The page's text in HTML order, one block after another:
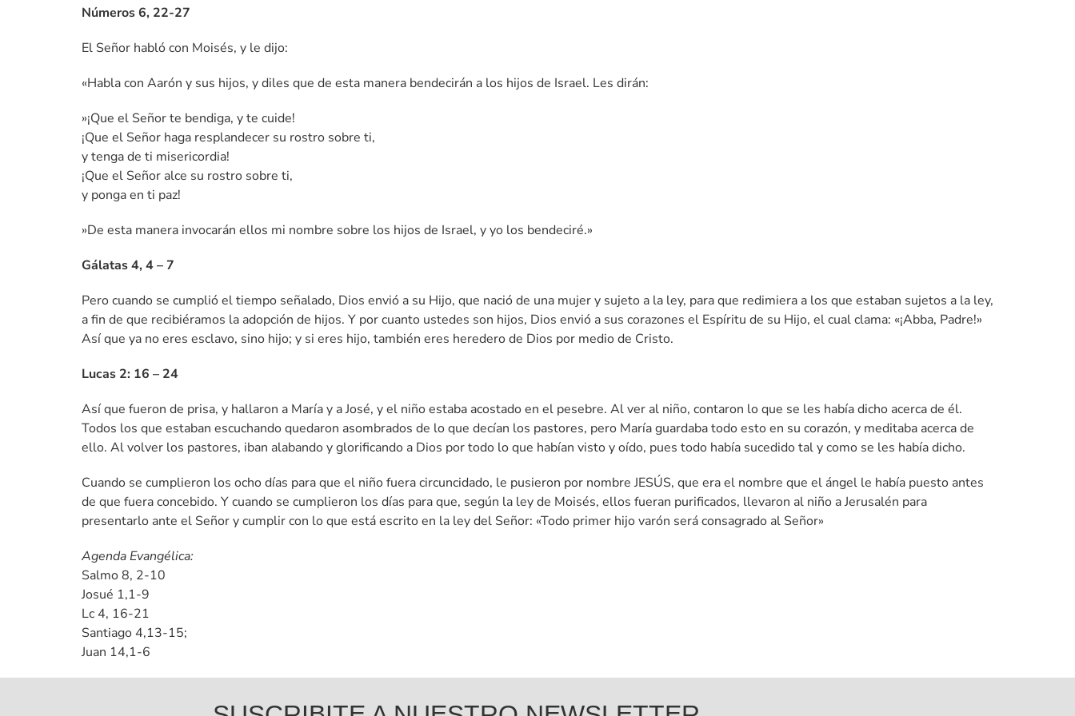
Números 6, 22-27
El Señor habló con Moisés, y le dijo:
«Habla con Aarón y sus hijos, y diles que de esta manera bendecirán a los hijos de Israel. Les dirán:
»¡Que el Señor te bendiga, y te cuide!
¡Que el Señor haga resplandecer su rostro sobre ti,
y tenga de ti misericordia!
¡Que el Señor alce su rostro sobre ti,
y ponga en ti paz!
»De esta manera invocarán ellos mi nombre sobre los hijos de Israel, y yo los bendeciré.»
Gálatas 4, 4 – 7
Pero cuando se cumplió el tiempo señalado, Dios envió a su Hijo, que nació de una mujer y sujeto a la ley, para que redimiera a los que estaban sujetos a la ley,
a fin de que recibiéramos la adopción de hijos. Y por cuanto ustedes son hijos, Dios envió a sus corazones el Espíritu de su Hijo, el cual clama: «¡Abba, Padre!»
Así que ya no eres esclavo, sino hijo; y si eres hijo, también eres heredero de Dios por medio de Cristo.
Lucas 2: 16 – 24
Así que fueron de prisa, y hallaron a María y a José, y el niño estaba acostado en el pesebre. Al ver al niño, contaron lo que se les había dicho acerca de él.
Todos los que estaban escuchando quedaron asombrados de lo que decían los pastores, pero María guardaba todo esto en su corazón, y meditaba acerca de
ello. Al volver los pastores, iban alabando y glorificando a Dios por todo lo que habían visto y oído, pues todo había sucedido tal y como se les había dicho.
Cuando se cumplieron los ocho días para que el niño fuera circuncidado, le pusieron por nombre JESÚS, que era el nombre que el ángel le había puesto antes
de que fuera concebido. Y cuando se cumplieron los días para que, según la ley de Moisés, ellos fueran purificados, llevaron al niño a Jerusalén para
presentarlo ante el Señor y cumplir con lo que está escrito en la ley del Señor: «Todo primer hijo varón será consagrado al Señor»
Agenda Evangélica:
Salmo 8, 2-10
Josué 1,1-9
Lc 4, 16-21
Santiago 4,13-15;
Juan 14,1-6